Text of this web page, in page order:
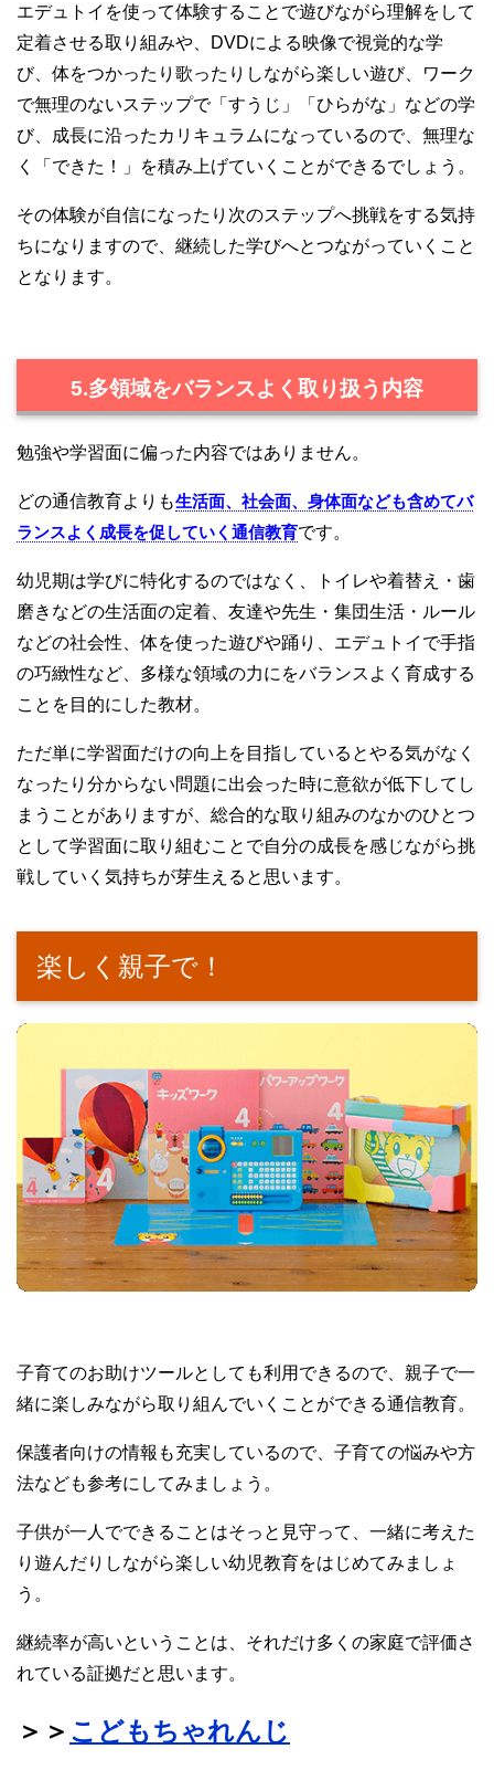
エデュトイを使って体験することで遊びながら理解をして
定着させる取り組みや、DVDによる映像で視覚的な学
び、体をつかったり歌ったりしながら楽しい遊び、ワーク
で無理のないステップで「すうじ」「ひらがな」などの学
び、成長に沿ったカリキュラムになっているので、無理な
く「できた！」を積み上げていくことができるでしょう。
その体験が自信になったり次のステップへ挑戦をする気持
ちになりますので、継続した学びへとつながっていくこと
となります。
5.多領域をバランスよく取り扱う内容
勉強や学習面に偏った内容ではありません。
どの通信教育よりも生活面、社会面、身体面なども含めてバ
ランスよく成長を促していく通信教育です。
幼児期は学びに特化するのではなく、トイレや着替え・歯
磨きなどの生活面の定着、友達や先生・集団生活・ルール
などの社会性、体を使った遊びや踊り、エデュトイで手指
の巧緻性など、多様な領域の力にをバランスよく育成する
ことを目的にした教材。
ただ単に学習面だけの向上を目指しているとやる気がなく
なったり分からない問題に出会った時に意欲が低下してし
まうことがありますが、総合的な取り組みのなかのひとつ
として学習面に取り組むことで自分の成長を感じながら挑
戦していく気持ちが芽生えると思います。
楽しく親子で！
子育てのお助けツールとしても利用できるので、親子で一
緒に楽しみながら取り組んでいくことができる通信教育。
保護者向けの情報も充実しているので、子育ての悩みや方
法なども参考にしてみましょう。
子供が一人でできることはそっと見守って、一緒に考えた
り遊んだりしながら楽しい幼児教育をはじめてみましょ
う。
継続率が高いということは、それだけ多くの家庭で評価さ
れている証拠だと思います。
＞＞ こどもちゃれんじ